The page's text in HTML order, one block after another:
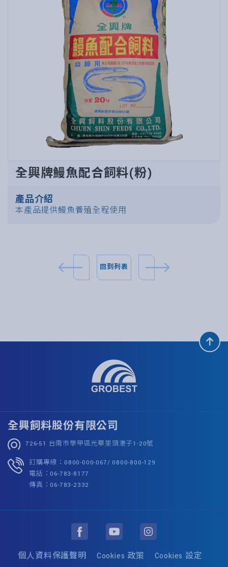
全興牌鰻魚配合飼料(粉)
產品介紹
本產品提供鰻魚養殖全程使用
回到列表
全興飼料股份有限公司
726-51 台南市學甲區光華里頭港子1-20號
訂購專線：0800-000-067/ 0800-800-129
電話：06-783-8177
傳真：06-783-2332
個人資料保護聲明 Cookies 政策 Cookies 設定